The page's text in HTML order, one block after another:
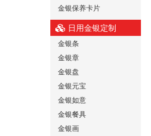
金银保养卡片
日用金银定制
金银条
金银章
金银盘
金银元宝
金银如意
金银餐具
金银画